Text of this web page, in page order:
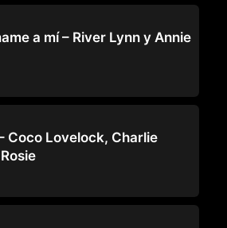
a mí – River Lynn y Annie
Coco Lovelock, Charlie